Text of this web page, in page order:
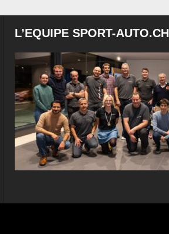
L’EQUIPE SPORT-AUTO.CH